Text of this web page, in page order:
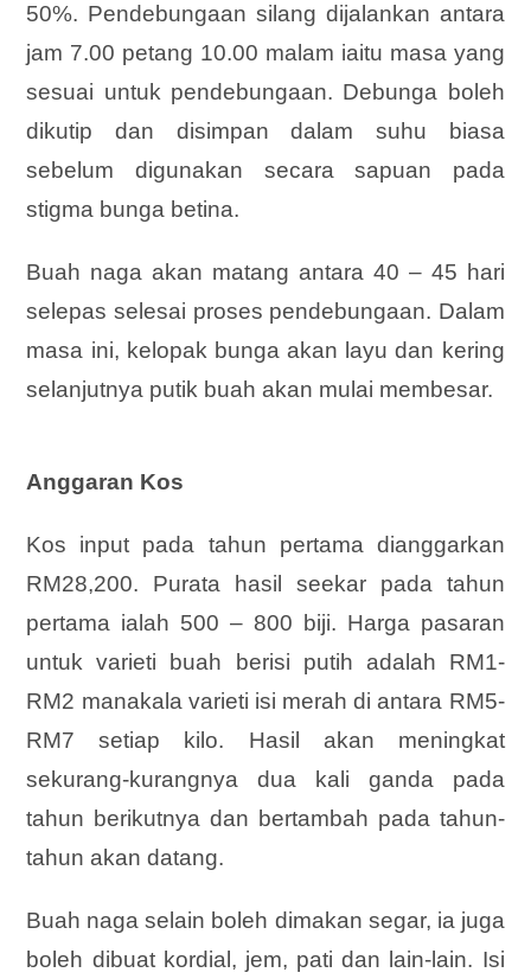
50%. Pendebungaan silang dijalankan antara
jam 7.00 petang 10.00 malam iaitu masa yang
sesuai untuk pendebungaan. Debunga boleh
dikutip dan disimpan dalam suhu biasa
sebelum digunakan secara sapuan pada
stigma bunga betina.
Buah naga akan matang antara 40 – 45 hari
selepas selesai proses pendebungaan. Dalam
masa ini, kelopak bunga akan layu dan kering
selanjutnya putik buah akan mulai membesar.
Anggaran Kos
Kos input pada tahun pertama dianggarkan
RM28,200. Purata hasil seekar pada tahun
pertama ialah 500 – 800 biji. Harga pasaran
untuk varieti buah berisi putih adalah RM1-
RM2 manakala varieti isi merah di antara RM5-
RM7 setiap kilo. Hasil akan meningkat
sekurang-kurangnya dua kali ganda pada
tahun berikutnya dan bertambah pada tahun-
tahun akan datang.
Buah naga selain boleh dimakan segar, ia juga
boleh dibuat kordial, jem, pati dan lain-lain. Isi